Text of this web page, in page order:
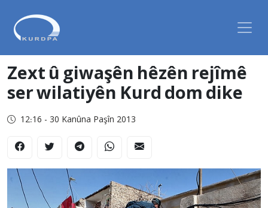
Zext û giwaşên hêzên rejîmê
ser wilatiyên Kurd dom dike
12:16 - 30 Kanûna Paşîn 2013